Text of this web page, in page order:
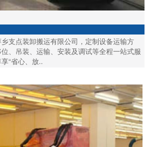
支点装卸搬运有限公司，定制设备运输方
、吊装、运输、安装及调试等全程一站式服
“省心、放..